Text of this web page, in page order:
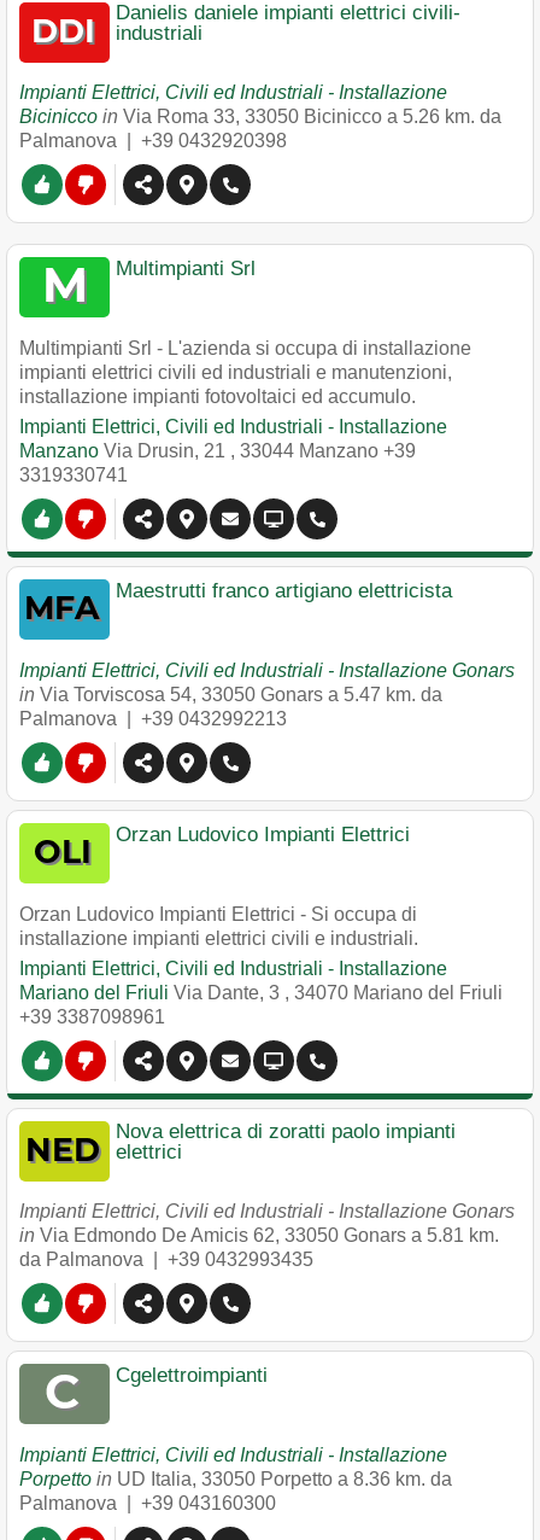
Danielis daniele impianti elettrici civili-
industriali
Impianti Elettrici, Civili ed Industriali - Installazione
Bicinicco in Via Roma 33, 33050 Bicinicco a 5.26 km. da
Palmanova | +39 0432920398
Multimpianti Srl
Multimpianti Srl - L'azienda si occupa di installazione
impianti elettrici civili ed industriali e manutenzioni,
installazione impianti fotovoltaici ed accumulo.
Impianti Elettrici, Civili ed Industriali - Installazione
Manzano Via Drusin, 21 , 33044 Manzano +39
3319330741
Maestrutti franco artigiano elettricista
Impianti Elettrici, Civili ed Industriali - Installazione Gonars
in Via Torviscosa 54, 33050 Gonars a 5.47 km. da
Palmanova | +39 0432992213
Orzan Ludovico Impianti Elettrici
Orzan Ludovico Impianti Elettrici - Si occupa di
installazione impianti elettrici civili e industriali.
Impianti Elettrici, Civili ed Industriali - Installazione
Mariano del Friuli Via Dante, 3 , 34070 Mariano del Friuli
+39 3387098961
Nova elettrica di zoratti paolo impianti
elettrici
Impianti Elettrici, Civili ed Industriali - Installazione Gonars
in Via Edmondo De Amicis 62, 33050 Gonars a 5.81 km.
da Palmanova | +39 0432993435
Cgelettroimpianti
Impianti Elettrici, Civili ed Industriali - Installazione
Porpetto in UD Italia, 33050 Porpetto a 8.36 km. da
Palmanova | +39 043160300